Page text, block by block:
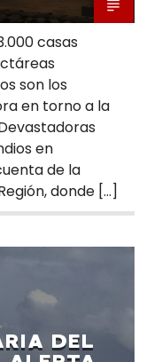
casas
son los
en torno a la
Devastadoras
en
de la
donde […]
DEL